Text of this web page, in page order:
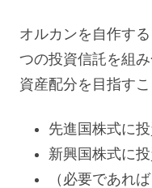
オルカンを自作す
つの投資信託を組
資産配分を目指すこ
先進国株式に
新興国株式に
（必要であれ